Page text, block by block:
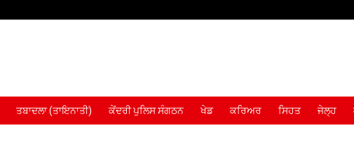
ਤਬਾਦਲਾ (ਤਾਇਨਾਤੀ) ਕੇਂਦਰੀ ਪੁਲਿਸ ਸੰਗਠਨ ਖੇਡ ਕਰਿਅਰ ਸਿਹਤ ਜੇਲ੍ਹ